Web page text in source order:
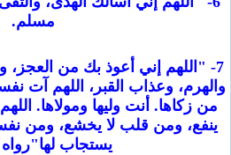
مسلم.
7- "اللهم إني أعوذ بك من العجز،
والهرم، وعذاب القبر، اللهم آت
من زكاها. أنت وليها ومولاها.
ينفع، ومن قلب لا يخشع، ومن
يستجاب